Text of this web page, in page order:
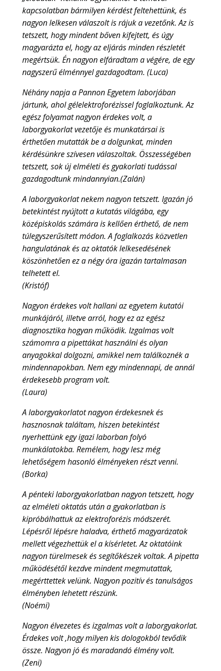
kapcsolatban bármilyen kérdést feltehettünk, és
nagyon lelkesen válaszolt is rájuk a vezetőnk. Az is
tetszett, hogy mindent bőven kifejtett, és úgy
magyarázta el, hogy az eljárás minden részletét
megértsük. Én nagyon elfáradtam a végére, de egy
nagyszerű élménnyel gazdagodtam. (Luca)
Néhány napja a Pannon Egyetem laborjában
jártunk, ahol gélelektroforézissel foglalkoztunk. Az
egész folyamat nagyon érdekes volt, a
laborgyakorlat vezetője és munkatársai is
érthetően mutatták be a dolgunkat, minden
kérdésünkre szívesen válaszoltak. Összességében
tetszett, sok új elméleti és gyakorlati tudással
gazdagodtunk mindannyian.(Zalán)
A laborgyakorlat nekem nagyon tetszett. Igazán jó
betekintést nyújtott a kutatás világába, egy
középiskolás számára is kellően érthető, de nem
túlegyszerűsített módon. A foglalkozás közvetlen
hangulatának és az oktatók lelkesedésének
köszönhetően ez a négy óra igazán tartalmasan
telhetett el.
(Kristóf)
Nagyon érdekes volt hallani az egyetem kutatói
munkájáról, illetve arról, hogy ez az egész
diagnosztika hogyan működik. Izgalmas volt
számomra a pipettákat használni és olyan
anyagokkal dolgozni, amikkel nem találkoznék a
mindennapokban. Nem egy mindennapi, de annál
érdekesebb program volt.
(Laura)
A laborgyakorlatot nagyon érdekesnek és
hasznosnak találtam, hiszen betekintést
nyerhettünk egy igazi laborban folyó
munkálatokba. Remélem, hogy lesz még
lehetőségem hasonló élményeken részt venni.
(Borka)
A pénteki laborgyakorlatban nagyon tetszett, hogy
az elméleti oktatás után a gyakorlatban is
kipróbálhattuk az elektroforézis módszerét.
Lépésről lépésre haladva, érthető magyarázatok
mellett végezhettük el a kísérletet. Az oktatóink
nagyon türelmesek és segítőkészek voltak. A pipetta
működésétől kezdve mindent megmutattak,
megérttettek velünk. Nagyon pozitív és tanulságos
élményben lehetett részünk.
(Noémi)
Nagyon élvezetes és izgalmas volt a laborgyakorlat.
Érdekes volt ,hogy milyen kis dologokból tevődik
össze. Nagyon jó és maradandó élmény volt.
(Zeni)